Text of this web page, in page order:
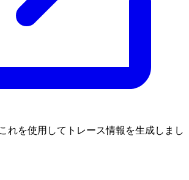
れを使用してトレース情報を生成しまし